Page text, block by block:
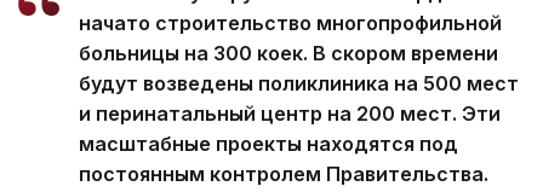
начато строительство многопрофильной
больницы на 300 коек. В скором времени
будут возведены поликлиника на 500 мест
и перинатальный центр на 200 мест. Эти
масштабные проекты находятся под
постоянным контролем Правительства.